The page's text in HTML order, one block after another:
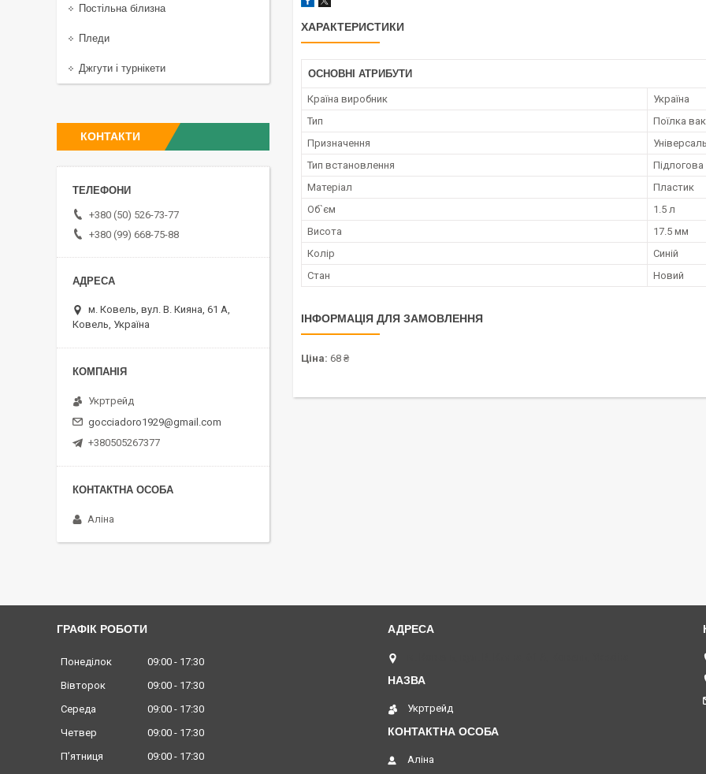
ХАРАКТЕРИСТИКИ
ОСНОВНІ АТРИБУТИ
Країна виробник
Україна
Тип
Поїлка
Призначення
Тип встановлення
Підлогова
Матеріал
Пластик
Об`єм
1.5 л
Висота
17.5 мм
Колір
Синій
Стан
Новий
ІНФОРМАЦІЯ ДЛЯ ЗАМОВЛЕННЯ
Ціна: 68 ₴
Постільна білизна
Пледи
Джгути і турнікети
КОНТАКТИ
+380 (50) 526-73-77
+380 (99) 668-75-88
м. Ковель, вул. В. Кияна, 61 А,
Ковель, Україна
Укртрейд
gocciadoro1929@gmail.com
+380505267377
Аліна
ГРАФІК РОБОТИ
Понеділок 09:00
17:30
Вівторок
09:00
17:30
Середа
09:00
17:30
Четвер
09:00
17:30
Пʼятниця
09:00
17:30
Укртрейд
Аліна